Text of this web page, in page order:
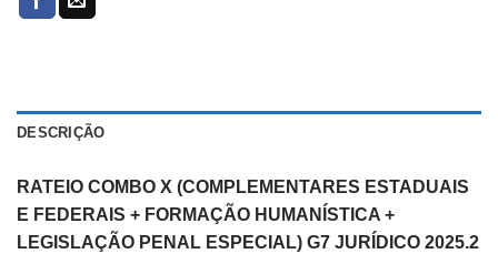
DESCRIÇÃO
RATEIO COMBO X (COMPLEMENTARES ESTADUAIS
E FEDERAIS + FORMAÇÃO HUMANÍSTICA +
LEGISLAÇÃO PENAL ESPECIAL) G7 JURÍDICO 2025.2